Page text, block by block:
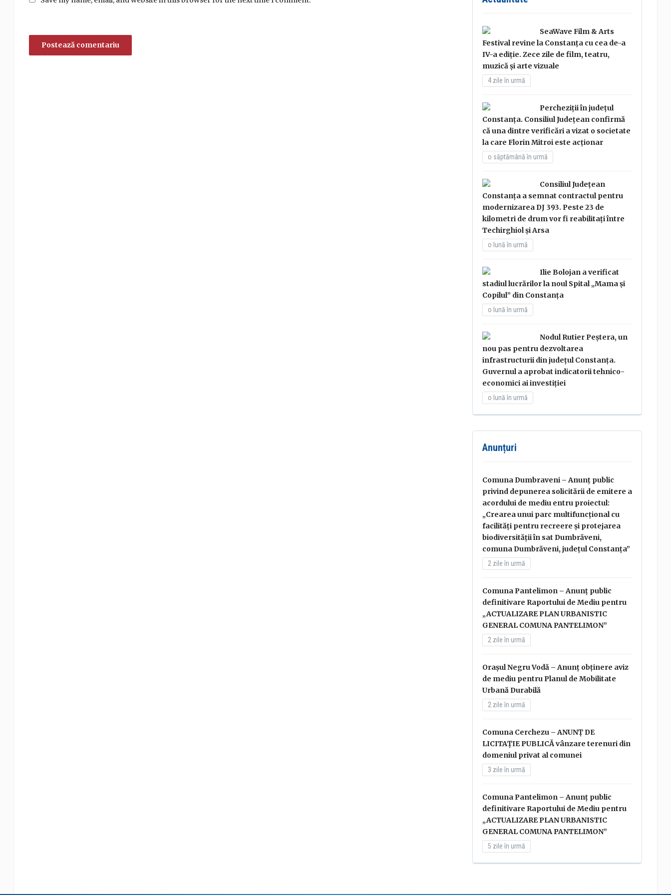
SeaWave Film & Arts
Festival revine la Constanța cu cea de-a
IV-a ediție. Zece zile de film, teatru,
muzică și arte vizuale
4 zile în urmă
Percheziții în județul
Constanța. Consiliul Județean confirmă
că una dintre verificări a vizat o societate
la care Florin Mitroi este acționar
o săptămână în urmă
Consiliul Județean
Constanța a semnat contractul pentru
modernizarea DJ 393. Peste 23 de
kilometri de drum vor fi reabilitați între
Techirghiol și Arsa
o lună în urmă
Ilie Bolojan a verificat
stadiul lucrărilor la noul Spital „Mama și
Copilul” din Constanța
o lună în urmă
Nodul Rutier Peștera, un
nou pas pentru dezvoltarea
infrastructurii din județul Constanța.
Guvernul a aprobat indicatorii tehnico-
economici ai investiției
o lună în urmă
Anunțuri
Comuna Dumbraveni – Anunț public
privind depunerea solicitării de emitere a
acordului de mediu entru proiectul:
„Crearea unui parc multifuncțional cu
facilități pentru recreere și protejarea
biodiversității în sat Dumbrăveni,
comuna Dumbrăveni, județul Constanța”
2 zile în urmă
Comuna Pantelimon – Anunț public
definitivare Raportului de Mediu pentru
„ACTUALIZARE PLAN URBANISTIC
GENERAL COMUNA PANTELIMON”
2 zile în urmă
Orașul Negru Vodă – Anunț obținere aviz
de mediu pentru Planul de Mobilitate
Urbană Durabilă
2 zile în urmă
Comuna Cerchezu – ANUNȚ DE
LICITAȚIE PUBLICĂ vânzare terenuri din
domeniul privat al comunei
3 zile în urmă
Comuna Pantelimon – Anunț public
definitivare Raportului de Mediu pentru
„ACTUALIZARE PLAN URBANISTIC
GENERAL COMUNA PANTELIMON”
5 zile în urmă